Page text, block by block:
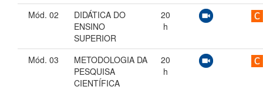
Mód. 02
DIDÁTICA DO
ENSINO
SUPERIOR
20
h
Mód. 03
METODOLOGIA DA
PESQUISA
CIENTÍFICA
20
h